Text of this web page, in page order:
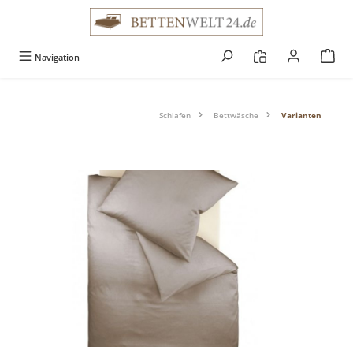
Navigation
Schlafen Bettwäsche Varianten
Bildergalerie überspringen